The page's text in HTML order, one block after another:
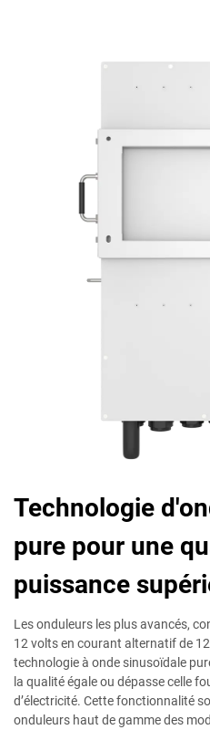
Technologie
pure pour une
puissance
Les onduleurs les plus avancés,
12 volts en courant alternatif de
technologie à onde sinusoïdale
la qualité égale ou dépasse celle
d’électricité. Cette fonctionnalité
onduleurs haut de gamme des